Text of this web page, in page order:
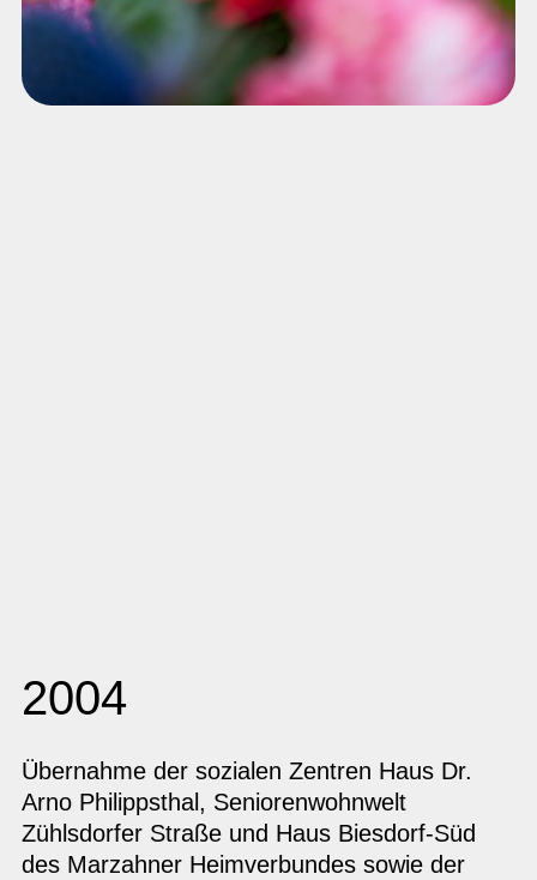
2004
Übernahme der sozialen Zentren Haus Dr.
Arno Philippsthal, Seniorenwohnwelt
Zühlsdorfer Straße und Haus Biesdorf-Süd
des Marzahner Heimverbundes sowie der